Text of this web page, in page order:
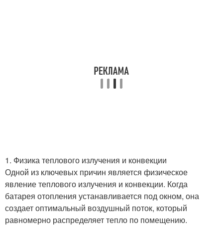
1. Физика теплового излучения и конвекции
Одной из ключевых причин является физическое
явление теплового излучения и конвекции. Когда
батарея отопления устанавливается под окном, она
создает оптимальный воздушный поток, который
равномерно распределяет тепло по помещению.